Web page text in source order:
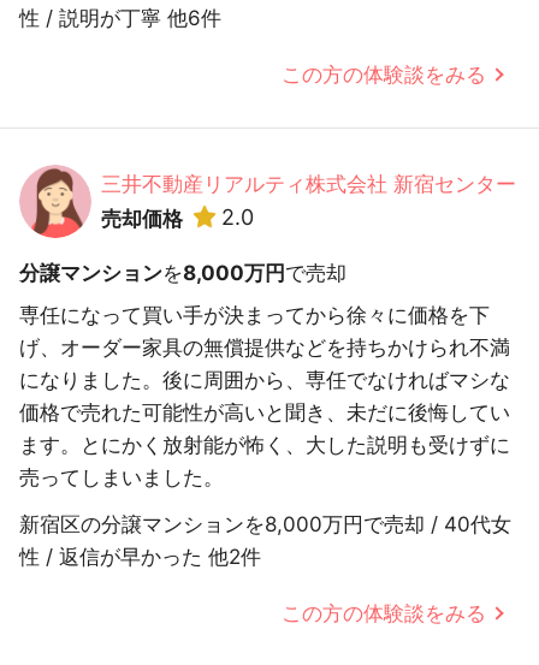
性 / 説明が丁寧 他6件
この方の体験談をみる
三井不動産リアルティ株式会社 新宿センター
売却価格
2.0
分譲マンションを8,000万円で売却
専任になって買い手が決まってから徐々に価格を下
げ、オーダー家具の無償提供などを持ちかけられ不満
になりました。後に周囲から、専任でなければマシな
価格で売れた可能性が高いと聞き、未だに後悔してい
ます。とにかく放射能が怖く、大した説明も受けずに
売ってしまいました。
新宿区の分譲マンションを8,000万円で売却 / 40代女
性 / 返信が早かった 他2件
この方の体験談をみる